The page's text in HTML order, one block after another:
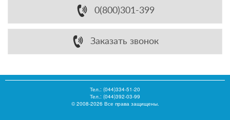
0(800)301-399
Заказать звонок
Тел.: (044)334-51-20
Тел.: (044)392-03-99
© 2008-2026 Все права защищены.